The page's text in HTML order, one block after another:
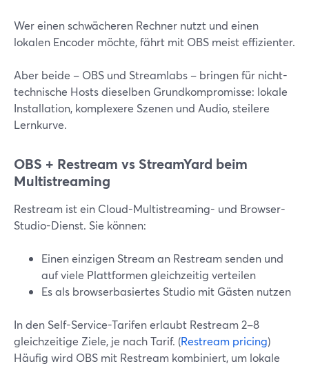
Wer einen schwächeren Rechner nutzt und einen
lokalen Encoder möchte, fährt mit OBS meist effizienter.
Aber beide – OBS und Streamlabs – bringen für nicht-
technische Hosts dieselben Grundkompromisse: lokale
Installation, komplexere Szenen und Audio, steilere
Lernkurve.
OBS + Restream vs StreamYard beim
Multistreaming
Restream ist ein Cloud-Multistreaming- und Browser-
Studio-Dienst. Sie können:
Einen einzigen Stream an Restream senden und
auf viele Plattformen gleichzeitig verteilen
Es als browserbasiertes Studio mit Gästen nutzen
In den Self-Service-Tarifen erlaubt Restream 2–8
gleichzeitige Ziele, je nach Tarif. (Restream pricing)
Häufig wird OBS mit Restream kombiniert, um lokale